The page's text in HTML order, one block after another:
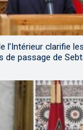
l’Intérieur clarifie
de passage de